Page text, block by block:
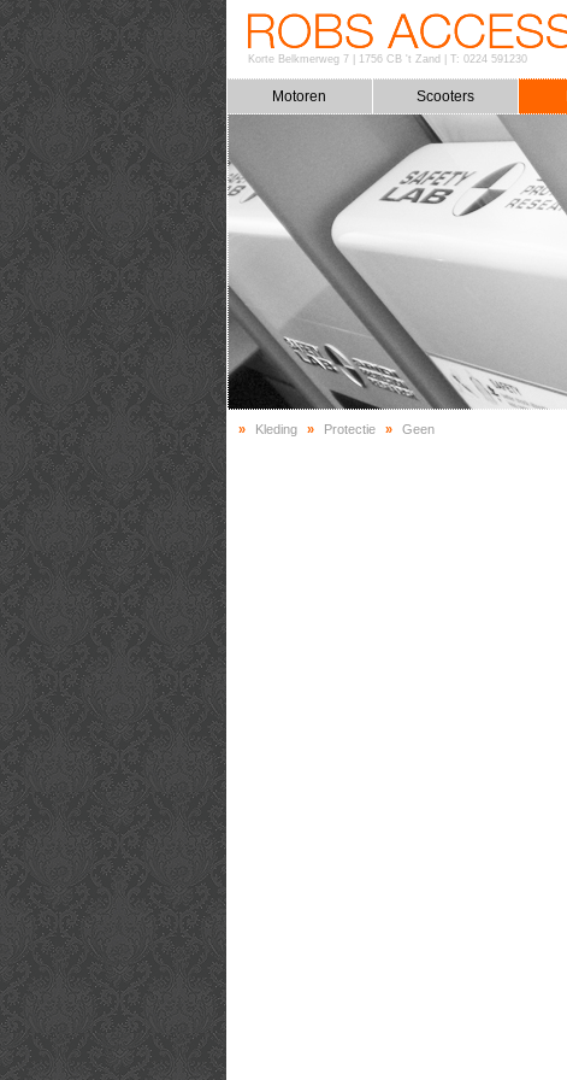
Korte Belkmerweg 7| 1756 CB 't Zand T: 0224 591230
Motoren Scooters
» Kleding » Protectie » Geen